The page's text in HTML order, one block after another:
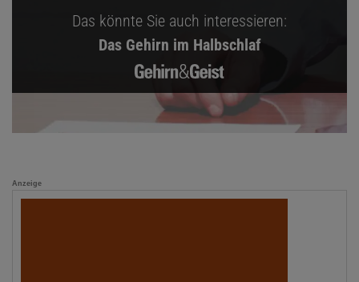
Das könnte Sie auch interessieren:
Das Gehirn im Halbschlaf
Anzeige